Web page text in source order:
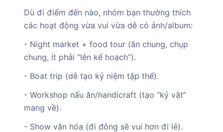
Dù đi điểm đến nào, nhóm bạn thường thích
các hoạt động vừa vui vừa dễ có ảnh/album:
- Night market + food tour (ăn chung, chụp
chung, ít phải “lên kế hoạch”).
- Boat trip (dễ tạo kỷ niệm tập thể).
- Workshop nấu ăn/handicraft (tạo “kỷ vật”
mang về).
- Show văn hóa (đi đông sẽ vui hơn đi lẻ).